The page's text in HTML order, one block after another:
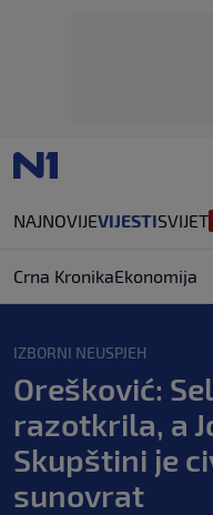
NAJNOVIJEVIJESTISVIJET
Crna KronikaEkonomija
IZBORNI NEUSPJEH
Orešković:
razotkrila, a
Skupštini je
sunovrat